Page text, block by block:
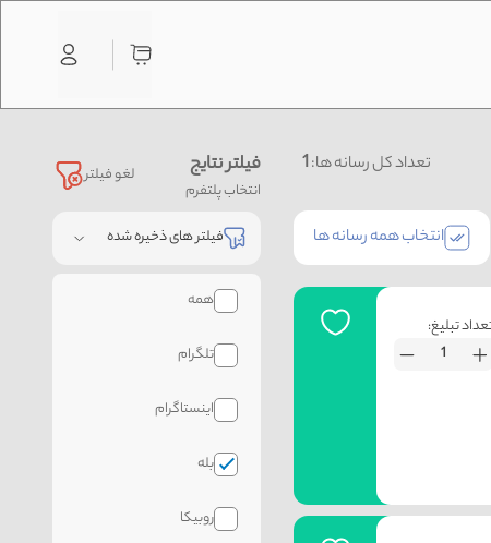
لغو فیلتر فیلتر نتایج
انتخاب پلتفرم
فیلتر های ذخیره شده
همه
تلگرام
اینستاگرام
بله
روبیکا
تعداد کل رسانه ها:1
انتخاب همه رسانه ها
تبلیغ: